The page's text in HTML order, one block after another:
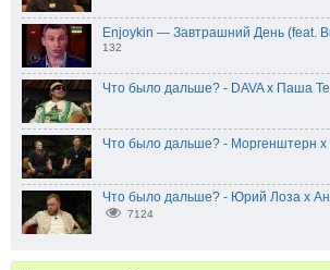
Enjoykin — Завтрашний День (feat.
132
Что было дальше? - DAVA х Паша
Что было дальше? - Моргенштерн x
Что было дальше? - Юрий Лоза х
7124